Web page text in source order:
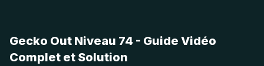
Gecko Out Niveau 74 - Guide Vidéo
Complet et Solution